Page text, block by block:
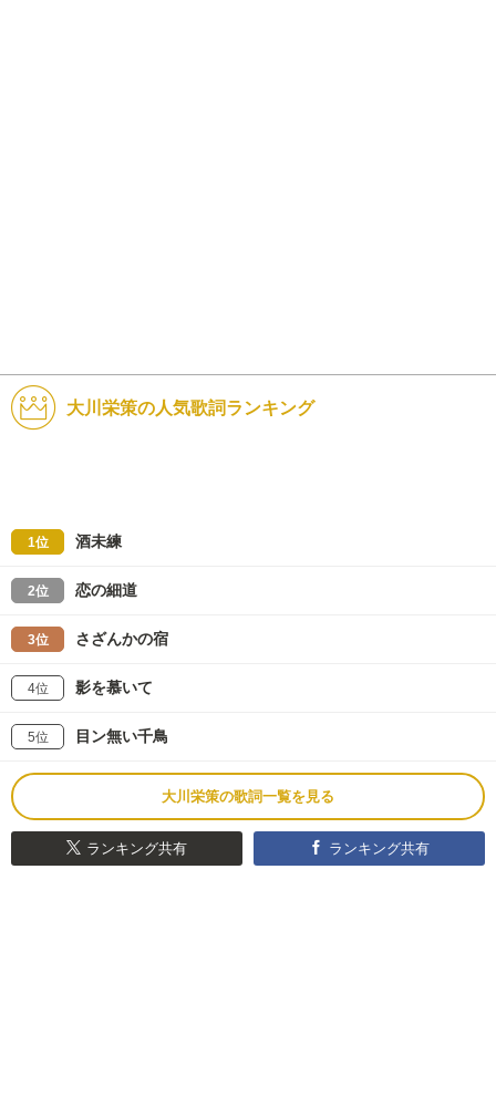
大川栄策の人気歌詞ランキング
1位 酒未練
2位 恋の細道
3位 さざんかの宿
4位 影を慕いて
5位 目ン無い千鳥
大川栄策の歌詞一覧を見る
ランキング共有 ランキング共有